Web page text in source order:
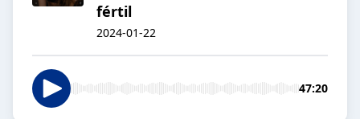
fértil
2024-01-22
47:20